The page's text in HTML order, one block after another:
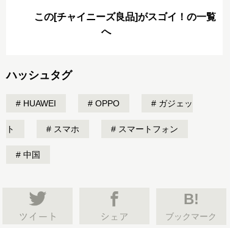
この[チャイニーズ良品]がスゴイ！の一覧
へ
ハッシュタグ
HUAWEI OPPO ガジェッ
ト スマホ スマートフォン
中国
B!
ブックマーク